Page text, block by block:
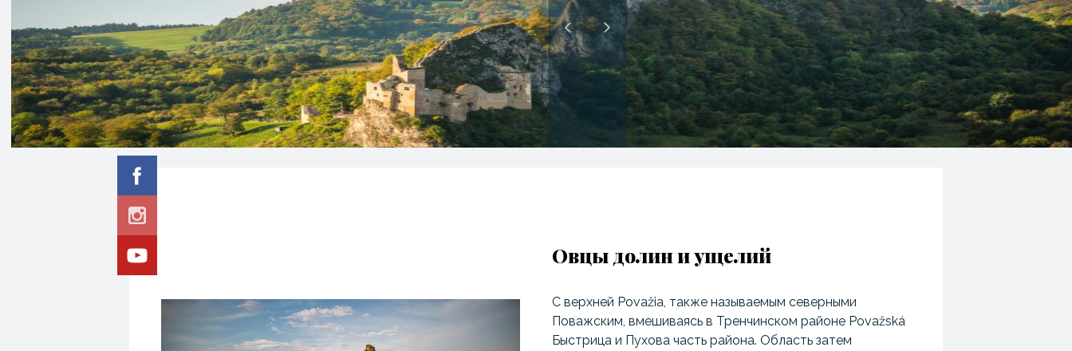
Овцы долин и ущелий
С верхней Považia, также называемым северными
Поважским, вмешиваясь в Тренчинском районе Považská
Быстрица и Пухова часть района. Область затем